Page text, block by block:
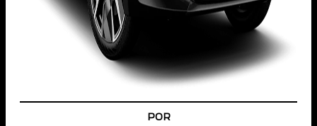
APROVEITE!